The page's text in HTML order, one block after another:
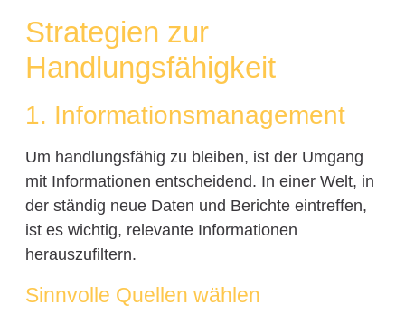
Strategien zur
Handlungsfähigkeit
1. Informationsmanagement
Um handlungsfähig zu bleiben, ist der Umgang
mit Informationen entscheidend. In einer Welt, in
der ständig neue Daten und Berichte eintreffen,
ist es wichtig, relevante Informationen
herauszufiltern.
Sinnvolle Quellen wählen